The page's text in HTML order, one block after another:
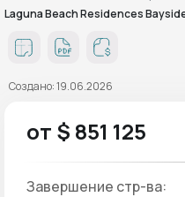
Laguna Beach Residences
Создано: 19.06.2026
от $ 851 125
Завершение стр-ва: